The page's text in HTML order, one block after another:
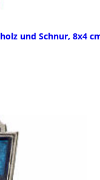
und Schnur, 8x4